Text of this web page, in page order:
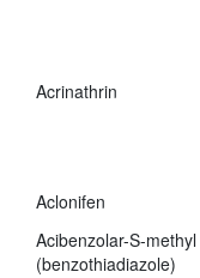
Acrinathrin
Aclonifen
Acibenzolar-S-methyl
(benzothiadiazole)